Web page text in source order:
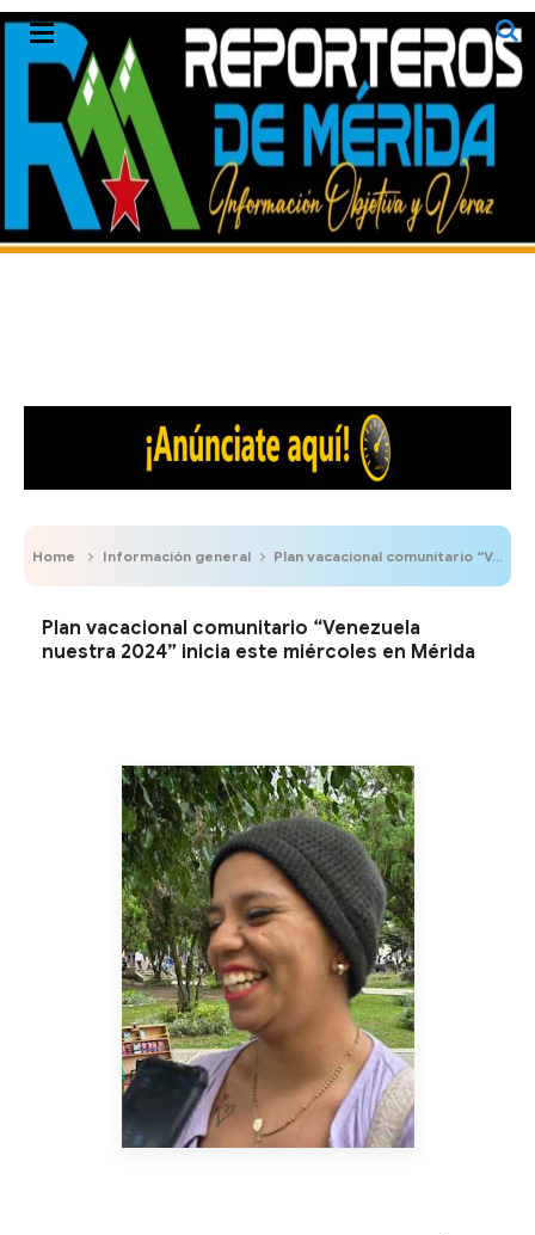
Home Información general Plan vacacional comunitario “Venezuela nuestra 2024” inicia este miércoles en Mérida
Plan vacacional comunitario “Venezuela
nuestra 2024” inicia este miércoles en Mérida